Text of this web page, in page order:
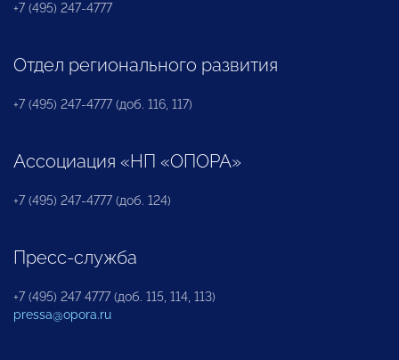
+7 (495) 247-4777
Отдел регионального развития
+7 (495) 247-4777 (доб. 116, 117)
Ассоциация «НП «ОПОРА»
+7 (495) 247-4777 (доб. 124)
Пресс-служба
+7 (495) 247 4777 (доб. 115, 114, 113)
pressa@opora.ru